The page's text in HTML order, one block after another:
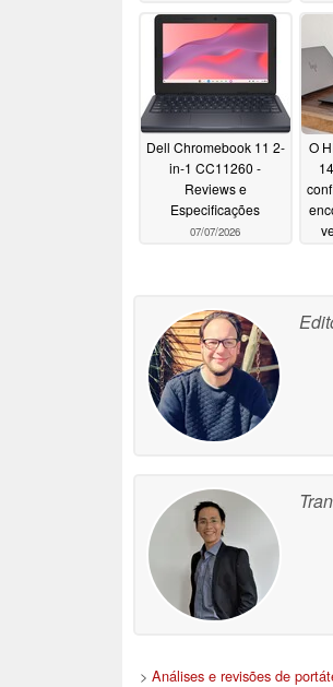
esperávamos07/24/2026
Dell Chromebook 11 2-
in-1 CC11260 -
Reviews e
Especificações
07/07/2026
O
> Análises e revisões de